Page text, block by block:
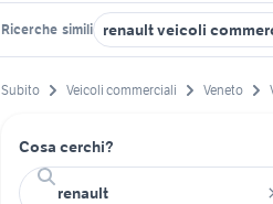
Ricerche simili renault veicoli
Subito Veicoli commerciali Veneto
Cosa cerchi?